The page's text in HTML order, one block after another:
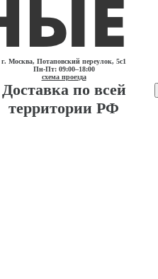
г. Москва, Потаповский переулок, 5с1
Пн-Пт: 09:00–18:00
схема проезда
Доставка по всей
территории РФ